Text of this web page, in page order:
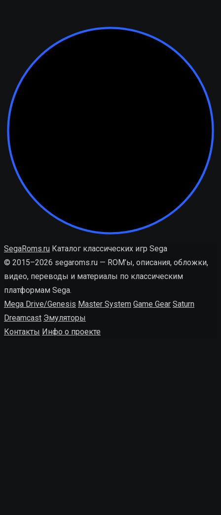
SegaRoms.ru Каталог классических игр Sega
© 2015–2026 segaroms.ru — ROM’ы, описания, обложки,
видео, переводы и материалы по классическим
платформам Sega.
Mega Drive/Genesis Master System Game Gear Saturn
Dreamcast Эмуляторы
Контакты Инфо о проекте